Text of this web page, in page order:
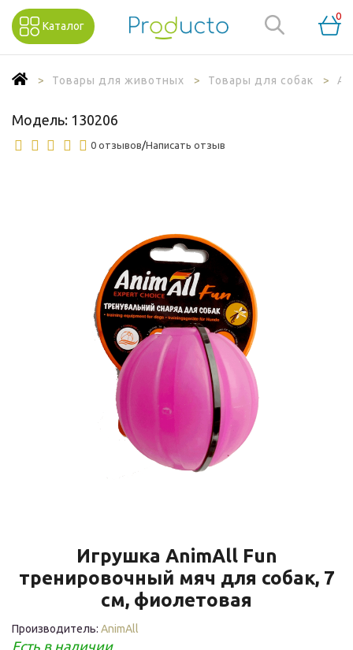
Каталог
0
Товары для животных Товары для собак
Модель: 130206
0 отзывов/Написать отзыв
Игрушка AnimAll Fun
тренировочный мяч для собак, 7
см, фиолетовая
Производитель: AnimAll
Есть в наличии